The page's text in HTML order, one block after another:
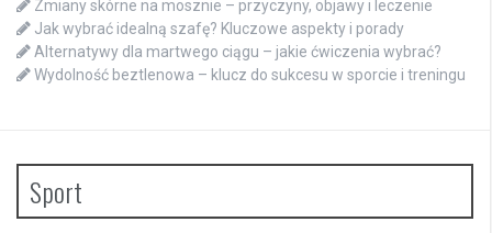
Zmiany skórne na mosznie – przyczyny, objawy i leczenie
Jak wybrać idealną szafę? Kluczowe aspekty i porady
Alternatywy dla martwego ciągu – jakie ćwiczenia wybrać?
Wydolność beztlenowa – klucz do sukcesu w sporcie i treningu
Sport